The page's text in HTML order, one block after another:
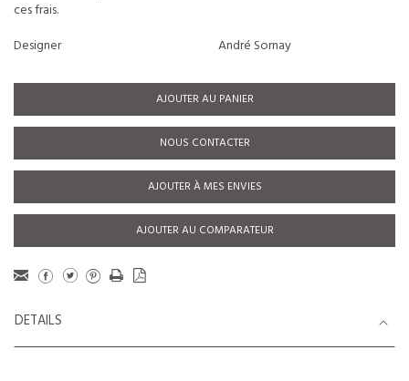
ces frais.
Designer
André Sornay
AJOUTER AU PANIER
NOUS CONTACTER
AJOUTER À MES ENVIES
AJOUTER AU COMPARATEUR
DETAILS